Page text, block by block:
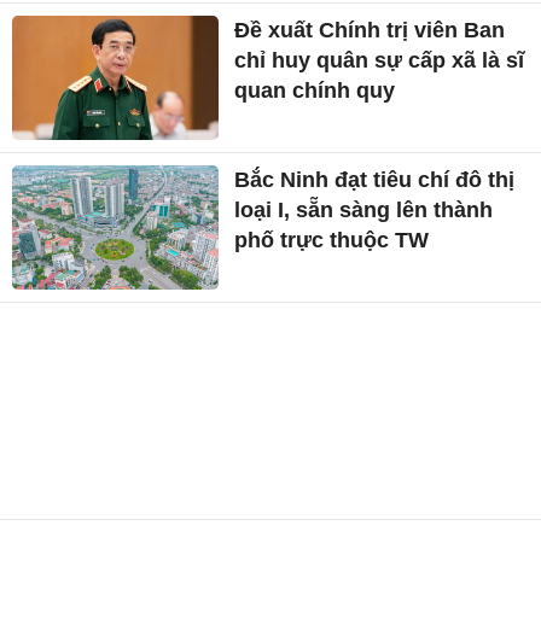
Đề xuất Chính trị viên Ban
chỉ huy quân sự cấp xã là sĩ
quan chính quy
Bắc Ninh đạt tiêu chí đô thị
loại I, sẵn sàng lên thành
phố trực thuộc TW